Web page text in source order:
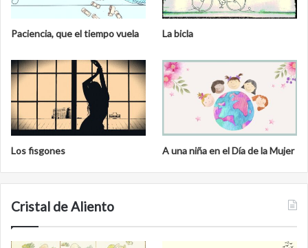
Paciencia, que el tiempo vuela La bicla
Los fisgones A una niña en el Día de la Mujer
Cristal de Aliento